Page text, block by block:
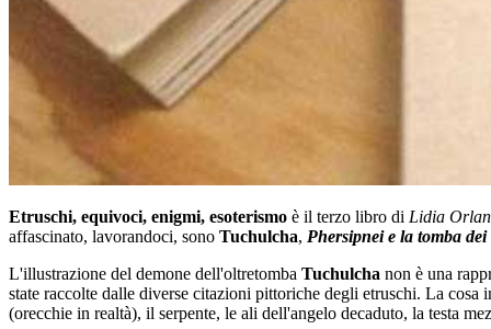
Etruschi, equivoci, enigmi, esoterismo è il terzo libro di Lidia
affascinato, lavorandoci, sono Tuchulcha, Phersipnei e la tomba
L'illustrazione del demone dell'oltretomba Tuchulcha non è una
state raccolte dalle diverse citazioni pittoriche degli etruschi. La cosa
(orecchie in realtà), il serpente, le ali dell'angelo decaduto, la testa